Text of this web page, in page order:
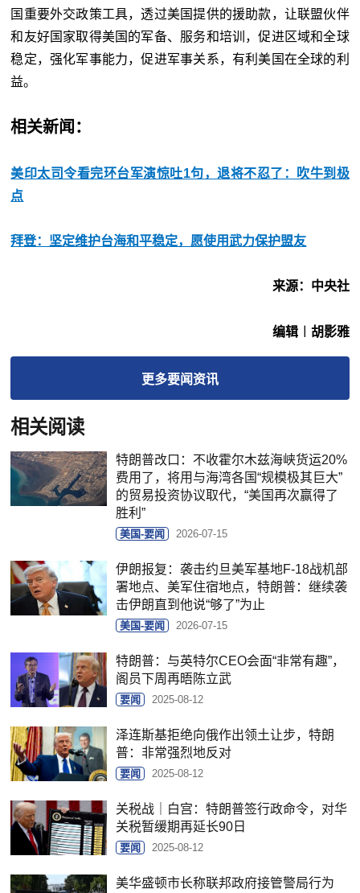
国重要外交政策工具，透过美国提供的援助款，让联盟伙伴
和友好国家取得美国的军备、服务和培训，促进区域和全球
稳定，强化军事能力，促进军事关系，有利美国在全球的利
益。
相关新闻：
美印太司令看完环台军演惊吐1句，退将不忍了：吹牛到极
点
拜登：坚定维护台海和平稳定，愿使用武力保护盟友
来源：中央社
编辑︱胡影雅
更多要闻资讯
相关阅读
特朗普改口：不收霍尔木兹海峡货运20%
费用了，将用与海湾各国“规模极其巨大”
的贸易投资协议取代，“美国再次赢得了
胜利”
美国-要闻 2026-07-15
伊朗报复：袭击约旦美军基地F-18战机部
署地点、美军住宿地点，特朗普：继续袭
击伊朗直到他说“够了”为止
美国-要闻 2026-07-15
特朗普：与英特尔CEO会面“非常有趣”，
阁员下周再晤陈立武
要闻 2025-08-12
泽连斯基拒绝向俄作出领土让步，特朗
普：非常强烈地反对
要闻 2025-08-12
关税战｜白宫：特朗普签行政命令，对华
关税暂缓期再延长90日
要闻 2025-08-12
美华盛顿市长称联邦政府接管警局行为